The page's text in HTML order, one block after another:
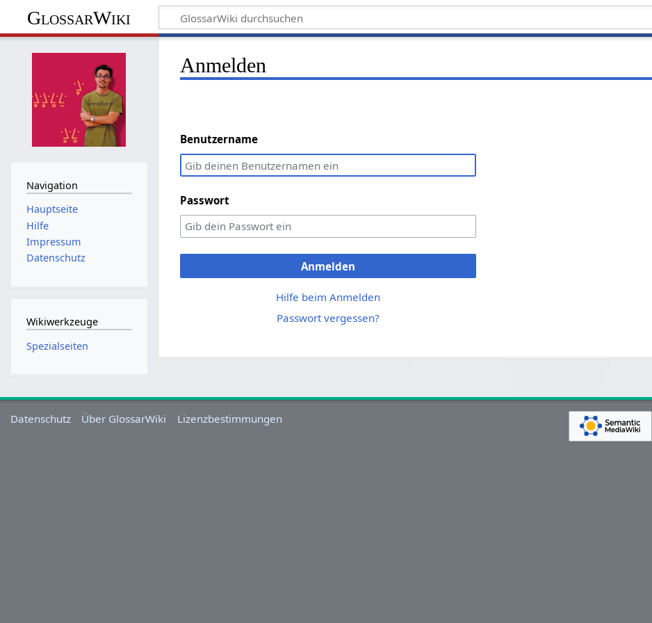
GlossarWiki
Anmelden
Benutzername
Passwort
Anmelden
Hilfe beim Anmelden
Passwort vergessen?
Navigation
Hauptseite
Hilfe
Impressum
Datenschutz
Wikiwerkzeuge
Spezialseiten
Datenschutz Über GlossarWiki Lizenzbestimmungen